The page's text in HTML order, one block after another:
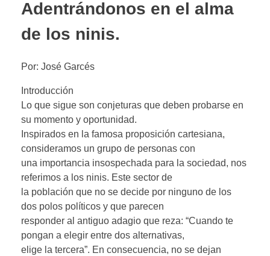
Adentrándonos en el alma
de los ninis.
Por: José Garcés
Introducción
Lo que sigue son conjeturas que deben probarse en
su momento y oportunidad.
Inspirados en la famosa proposición cartesiana,
consideramos un grupo de personas con
una importancia insospechada para la sociedad, nos
referimos a los ninis. Este sector de
la población que no se decide por ninguno de los
dos polos políticos y que parecen
responder al antiguo adagio que reza: “Cuando te
pongan a elegir entre dos alternativas,
elige la tercera”. En consecuencia, no se dejan